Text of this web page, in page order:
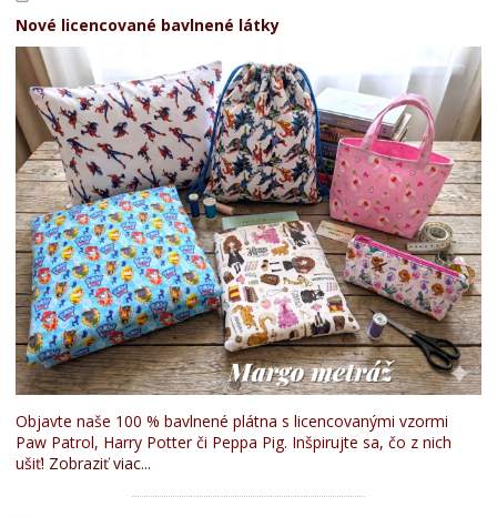
Nové licencované bavlnené látky
Objavte naše 100 % bavlnené plátna s licencovanými vzormi
Paw Patrol, Harry Potter či Peppa Pig. Inšpirujte sa, čo z nich
ušiť! Zobraziť viac...